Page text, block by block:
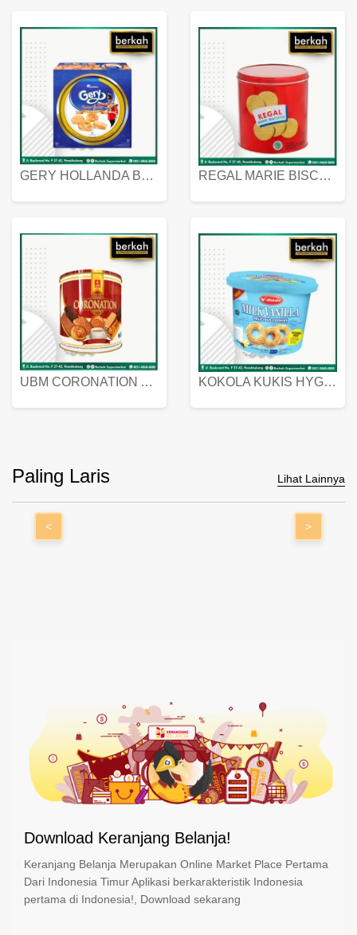
GERY HOLLANDA BUTTER COOKIES 450 GRAM REGAL MARIE BISCUIT KALENG 550 GRAM
UBM CORONATION ASSORTED BISKUIT KALENG 450 GRAM KOKOLA KUKIS HYGIENIC MILK VANILLA PACK 320 GR
Paling Laris Lihat Lainnya
< >
Download Keranjang Belanja!
Keranjang Belanja Merupakan Online Market Place Pertama
Dari Indonesia Timur Aplikasi berkarakteristik Indonesia
pertama di Indonesia!, Download sekarang